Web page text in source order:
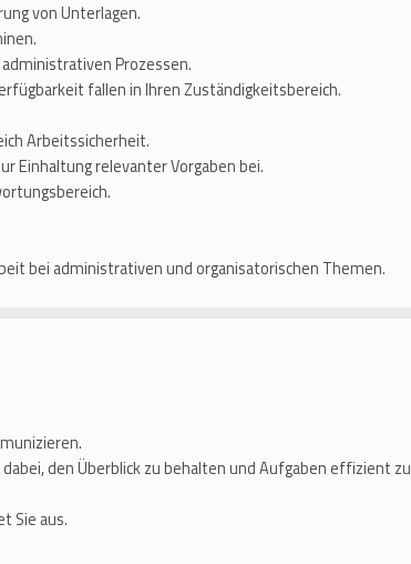
von Unterlagen.
Prozessen.
fallen in Ihren Zuständigkeitsbereich.
Arbeitssicherheit.
Einhaltung relevanter Vorgaben bei.
bei administrativen und organisatorischen Themen.
den Überblick zu behalten und Aufgaben effizient zu
Sie aus.